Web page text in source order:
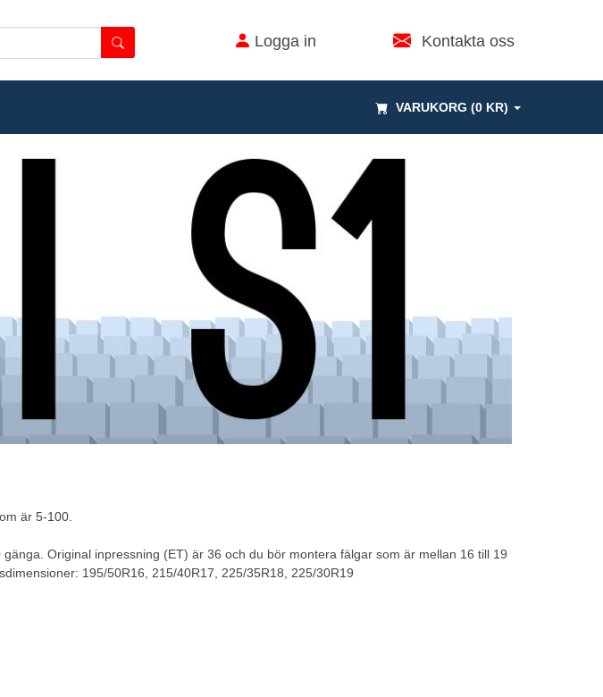
Logga in Kontakta oss
VARUKORG (0 KR)
är 5-100.
Original inpressning (ET) är 36 och du bör montera fälgar som är mellan 16 till 19
195/50R16, 215/40R17, 225/35R18, 225/30R19